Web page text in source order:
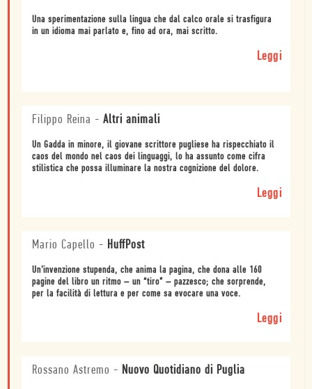
Una sperimentazione sulla lingua che dal calco orale si trasfigura
in un idioma mai parlato e, fino ad ora, mai scritto.
Leggi
Filippo Reina - Altri animali
Un Gadda in minore, il giovane scrittore pugliese ha rispecchiato il
caos del mondo nel caos dei linguaggi, lo ha assunto come cifra
stilistica che possa illuminare la nostra cognizione del dolore.
Leggi
Mario Capello - HuffPost
Un’invenzione stupenda, che anima la pagina, che dona alle 160
pagine del libro un ritmo – un “tiro” – pazzesco; che sorprende,
per la facilità di lettura e per come sa evocare una voce.
Leggi
Rossano Astremo - Nuovo Quotidiano di Puglia